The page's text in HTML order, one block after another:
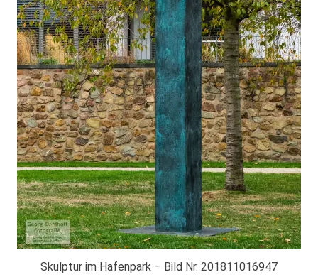
Skulptur im Hafenpark – Bild Nr. 201811016947